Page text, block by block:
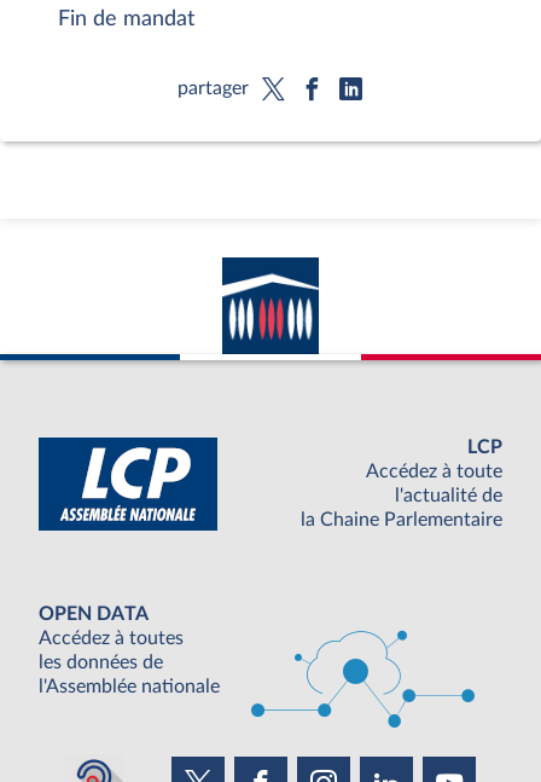
Fin de mandat
partager
LCP
Accédez à toute
l'actualité de
la Chaine Parlementaire
OPEN DATA
Accédez à toutes
les données de
l'Assemblée nationale